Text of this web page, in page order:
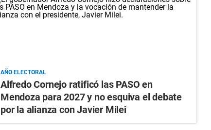
AÑO ELECTORAL
Alfredo Cornejo ratificó las PASO en
Mendoza para 2027 y no esquiva el debate
por la alianza con Javier Milei